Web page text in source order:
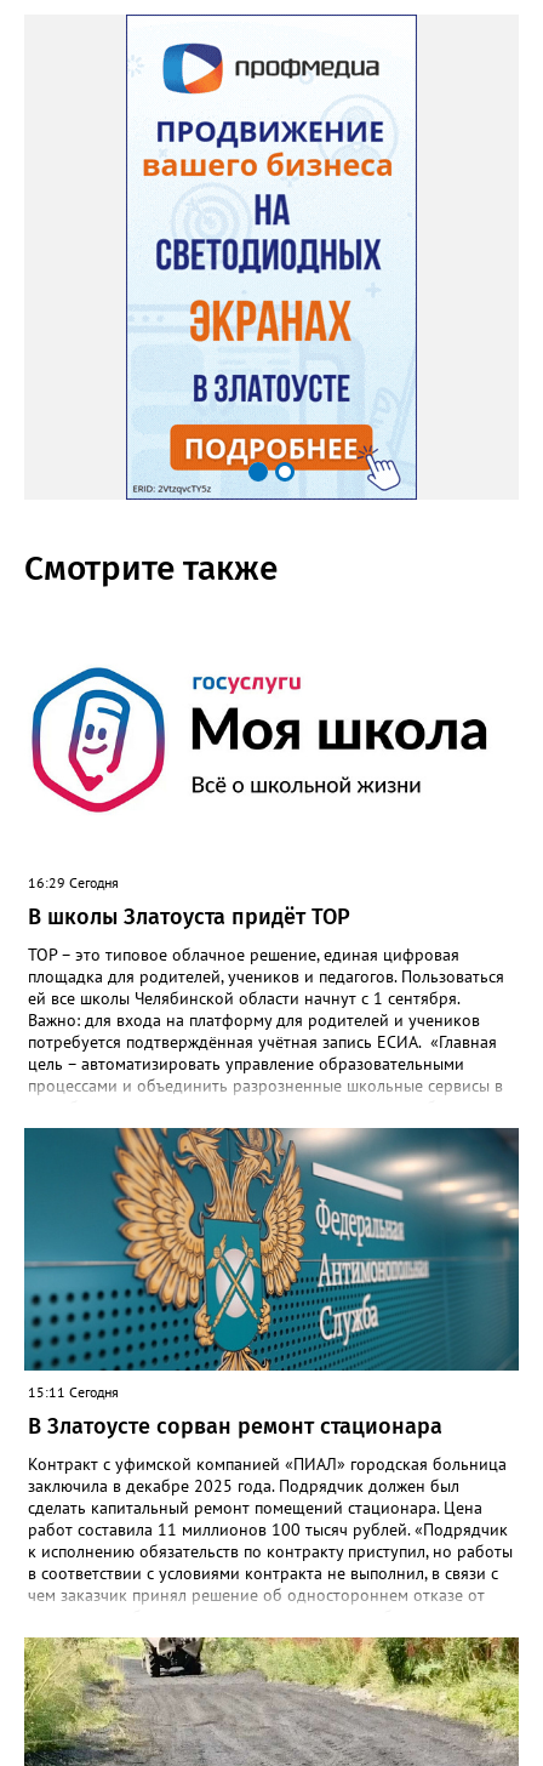
Смотрите также
16:29 Сегодня
В школы Златоуста придёт ТОР
ТОР – это типовое облачное решение, единая цифровая
площадка для родителей, учеников и педагогов. Пользоваться
ей все школы Челябинской области начнут с 1 сентября.
Важно: для входа на платформу для родителей и учеников
потребуется подтверждённая учётная запись ЕСИА. «Главная
цель – автоматизировать управление образовательными
процессами и объединить разрозненные школьные сервисы в
региональном министерстве образования. - Платформа ТОР
“Моя школа” объединит все школьные сервисы в единую
безопасную государственную экосистему. Предполагается, что
переход пройдёт максимально комфортно для пользователей».
Привычные функции - оценки, расписание, домашние задания,
связь с учителями, знакомые пользователям экосистемы
«Госуслуги Моя школа», не просто сохранятся, они будут
собраны в одном месте, подчеркнули в ведомстве. Причём в
этом случае переход на ТОР станет вообще незаметным.
15:11 Сегодня
В Златоусте сорван ремонт стационара
Контракт с уфимской компанией «ПИАЛ» городская больница
заключила в декабре 2025 года. Подрядчик должен был
сделать капитальный ремонт помещений стационара. Цена
работ составила 11 миллионов 100 тысяч рублей. «Подрядчик
к исполнению обязательств по контракту приступил, но работы
в соответствии с условиями контракта не выполнил, в связи с
чем заказчик принял решение об одностороннем отказе от
Челябинском УФАС. Антимонопольная служба приняла
решение включить ООО «ПИАЛ» в реестр недобросовестных
поставщиков. В чёрном списке уфимский подрядчик будет два
года.